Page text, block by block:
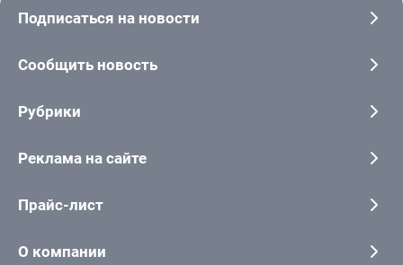
Подписаться на новости
Сообщить новость
Рубрики
Реклама на сайте
Прайс-лист
О компании